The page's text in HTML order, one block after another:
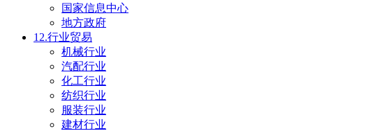
国家信息中心
地方政府
12.行业贸易
机械行业
汽配行业
化工行业
纺织行业
服装行业
建材行业